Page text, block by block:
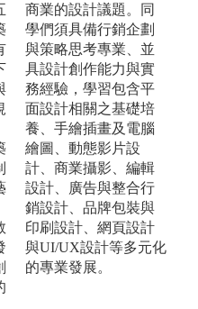
商業的設計議題。同
學們須具備行銷企劃
與策略思考專業、並
具設計創作能力與實
務經驗，學習包含平
面設計相關之基礎培
養、手繪插畫及電腦
繪圖、動態影片設
計、商業攝影、編輯
設計、廣告與整合行
銷設計、品牌包裝與
印刷設計、網頁設計
與UI/UX設計等多元化
的專業發展。